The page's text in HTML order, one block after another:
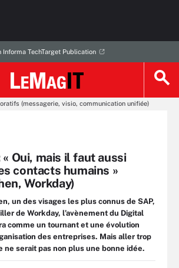
Informa TechTarget Publication
(messagerie, visio, communication unifiée)
Oui, mais il faut aussi
contacts humains »
Workday)
un des visages les plus connus de SAP,
de Workday, l’avènement du Digital
comme un tournant et une évolution
des entreprises. Mais aller trop
ne serait pas non plus une bonne idée.